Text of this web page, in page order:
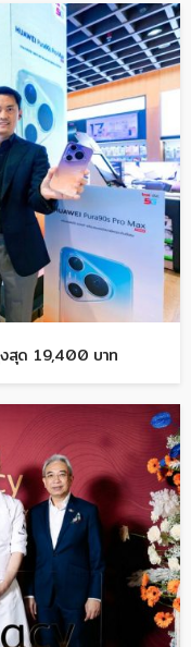
สุด 19,400 บาท